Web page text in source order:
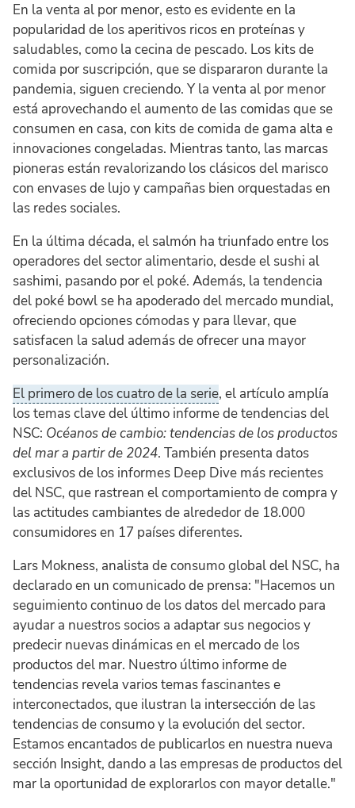
En la venta al por menor, esto es evidente en la
popularidad de los aperitivos ricos en proteínas y
saludables, como la cecina de pescado. Los kits de
comida por suscripción, que se dispararon durante la
pandemia, siguen creciendo. Y la venta al por menor
está aprovechando el aumento de las comidas que se
consumen en casa, con kits de comida de gama alta e
innovaciones congeladas. Mientras tanto, las marcas
pioneras están revalorizando los clásicos del marisco
con envases de lujo y campañas bien orquestadas en
las redes sociales.
En la última década, el salmón ha triunfado entre los
operadores del sector alimentario, desde el sushi al
sashimi, pasando por el poké. Además, la tendencia
del poké bowl se ha apoderado del mercado mundial,
ofreciendo opciones cómodas y para llevar, que
satisfacen la salud además de ofrecer una mayor
personalización.
El primero de los cuatro de la serie, el artículo amplía
los temas clave del último informe de tendencias del
NSC: Océanos de cambio: tendencias de los productos
del mar a partir de 2024. También presenta datos
exclusivos de los informes Deep Dive más recientes
del NSC, que rastrean el comportamiento de compra y
las actitudes cambiantes de alrededor de 18.000
consumidores en 17 países diferentes.
Lars Mokness, analista de consumo global del NSC, ha
declarado en un comunicado de prensa: "Hacemos un
seguimiento continuo de los datos del mercado para
ayudar a nuestros socios a adaptar sus negocios y
predecir nuevas dinámicas en el mercado de los
productos del mar. Nuestro último informe de
tendencias revela varios temas fascinantes e
interconectados, que ilustran la intersección de las
tendencias de consumo y la evolución del sector.
Estamos encantados de publicarlos en nuestra nueva
sección Insight, dando a las empresas de productos del
mar la oportunidad de explorarlos con mayor detalle."